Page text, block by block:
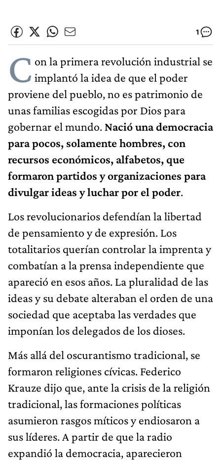
1
C on la primera revolución industrial se
implantó la idea de que el poder
proviene del pueblo, no es patrimonio de
unas familias escogidas por Dios para
gobernar el mundo. Nació una democracia
para pocos, solamente hombres, con
recursos económicos, alfabetos, que
formaron partidos y organizaciones para
divulgar ideas y luchar por el poder.
Los revolucionarios defendían la libertad
de pensamiento y de expresión. Los
totalitarios querían controlar la imprenta y
combatían a la prensa independiente que
apareció en esos años. La pluralidad de las
ideas y su debate alteraban el orden de una
sociedad que aceptaba las verdades que
imponían los delegados de los dioses.
Más allá del oscurantismo tradicional, se
formaron religiones cívicas. Federico
Krauze dijo que, ante la crisis de la religión
tradicional, las formaciones políticas
asumieron rasgos míticos y endiosaron a
sus líderes. A partir de que la radio
expandió la democracia, aparecieron